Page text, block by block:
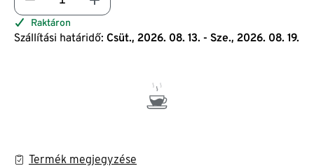
Raktáron
Szállítási határidő: Csüt., 2026. 08. 13. - Sze., 2026. 08. 19.
Termék megjegyzése